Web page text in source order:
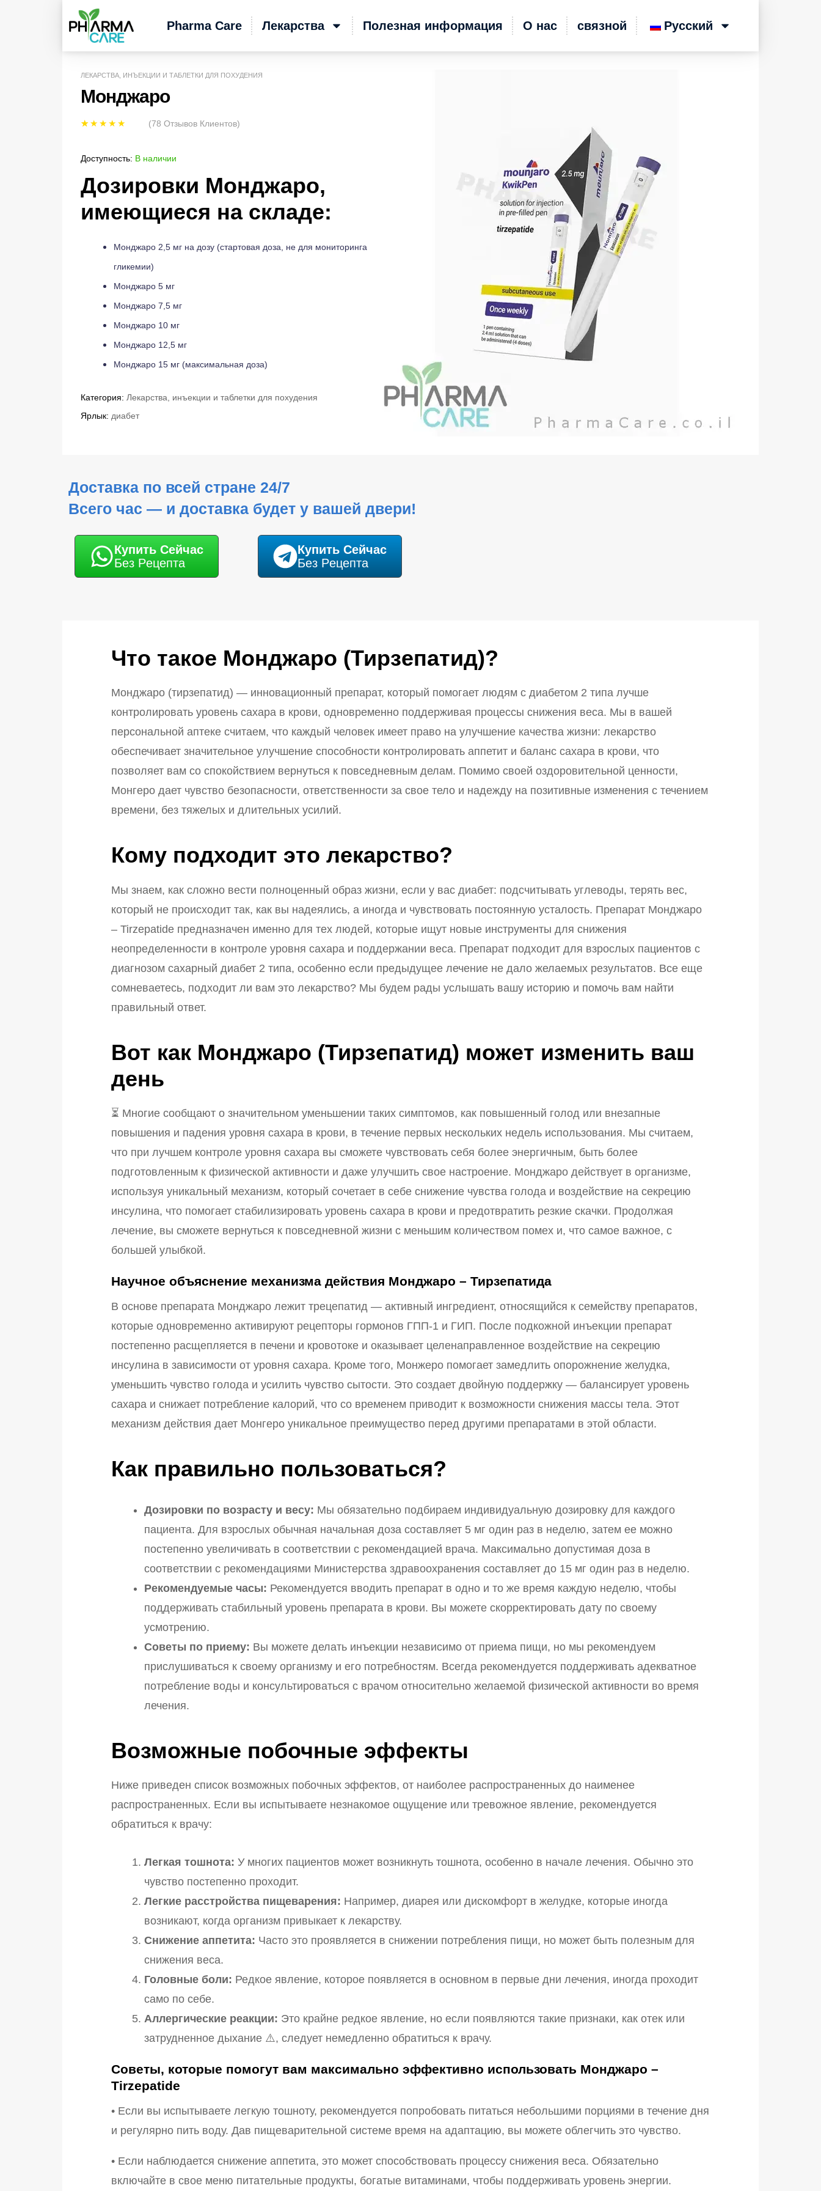
Pharma Care Лекарства Полезная информация О нас связной Русский
ЛЕКАРСТВА, ИНЪЕКЦИИ И ТАБЛЕТКИ ДЛЯ ПОХУДЕНИЯ
Монджаро
основе
опроса
пользовател
ей
(78 Отзывов Клиентов)
Доступность: В наличии
Дозировки Монджаро,
имеющиеся на складе:
Монджаро 2,5 мг на дозу (стартовая доза, не для мониторинга
гликемии)
Монджаро 5 мг
Монджаро 7,5 мг
Монджаро 10 мг
Монджаро 12,5 мг
Монджаро 15 мг (максимальная доза)
Категория: Лекарства, инъекции и таблетки для похудения
Ярлык: диабет
Доставка по всей стране 24/7
Всего час — и доставка будет у вашей двери!
Купить Cейчас
Без Pецепта
Купить Cейчас
Без Pецепта
Что такое Монджаро (Тирзепатид)?
Монджаро (тирзепатид) — инновационный препарат, который помогает людям с диабетом 2 типа лучше
контролировать уровень сахара в крови, одновременно поддерживая процессы снижения веса. Мы в вашей
персональной аптеке считаем, что каждый человек имеет право на улучшение качества жизни: лекарство
обеспечивает значительное улучшение способности контролировать аппетит и баланс сахара в крови, что
позволяет вам со спокойствием вернуться к повседневным делам. Помимо своей оздоровительной ценности,
Монгеро дает чувство безопасности, ответственности за свое тело и надежду на позитивные изменения с течением
времени, без тяжелых и длительных усилий.
Кому подходит это лекарство?
Мы знаем, как сложно вести полноценный образ жизни, если у вас диабет: подсчитывать углеводы, терять вес,
который не происходит так, как вы надеялись, а иногда и чувствовать постоянную усталость. Препарат Монджаро
– Tirzepatide предназначен именно для тех людей, которые ищут новые инструменты для снижения
неопределенности в контроле уровня сахара и поддержании веса. Препарат подходит для взрослых пациентов с
диагнозом сахарный диабет 2 типа, особенно если предыдущее лечение не дало желаемых результатов. Все еще
сомневаетесь, подходит ли вам это лекарство? Мы будем рады услышать вашу историю и помочь вам найти
правильный ответ.
Вот как Монджаро (Тирзепатид) может изменить ваш
день
⏳ Многие сообщают о значительном уменьшении таких симптомов, как повышенный голод или внезапные
повышения и падения уровня сахара в крови, в течение первых нескольких недель использования. Мы считаем,
что при лучшем контроле уровня сахара вы сможете чувствовать себя более энергичным, быть более
подготовленным к физической активности и даже улучшить свое настроение. Монджаро действует в организме,
используя уникальный механизм, который сочетает в себе снижение чувства голода и воздействие на секрецию
инсулина, что помогает стабилизировать уровень сахара в крови и предотвратить резкие скачки. Продолжая
лечение, вы сможете вернуться к повседневной жизни с меньшим количеством помех и, что самое важное, с
большей улыбкой.
Научное объяснение механизма действия Монджаро – Тирзепатида
В основе препарата Монджаро лежит трецепатид — активный ингредиент, относящийся к семейству препаратов,
которые одновременно активируют рецепторы гормонов ГПП-1 и ГИП. После подкожной инъекции препарат
постепенно расщепляется в печени и кровотоке и оказывает целенаправленное воздействие на секрецию
инсулина в зависимости от уровня сахара. Кроме того, Монжеро помогает замедлить опорожнение желудка,
уменьшить чувство голода и усилить чувство сытости. Это создает двойную поддержку — балансирует уровень
сахара и снижает потребление калорий, что со временем приводит к возможности снижения массы тела. Этот
механизм действия дает Монгеро уникальное преимущество перед другими препаратами в этой области.
Как правильно пользоваться?
Дозировки по возрасту и весу: Мы обязательно подбираем индивидуальную дозировку для каждого
пациента. Для взрослых обычная начальная доза составляет 5 мг один раз в неделю, затем ее можно
постепенно увеличивать в соответствии с рекомендацией врача. Максимально допустимая доза в
соответствии с рекомендациями Министерства здравоохранения составляет до 15 мг один раз в неделю.
Рекомендуемые часы: Рекомендуется вводить препарат в одно и то же время каждую неделю, чтобы
поддерживать стабильный уровень препарата в крови. Вы можете скорректировать дату по своему
усмотрению.
Советы по приему: Вы можете делать инъекции независимо от приема пищи, но мы рекомендуем
прислушиваться к своему организму и его потребностям. Всегда рекомендуется поддерживать адекватное
потребление воды и консультироваться с врачом относительно желаемой физической активности во время
лечения.
Возможные побочные эффекты
Ниже приведен список возможных побочных эффектов, от наиболее распространенных до наименее
распространенных. Если вы испытываете незнакомое ощущение или тревожное явление, рекомендуется
обратиться к врачу:
Легкая тошнота: У многих пациентов может возникнуть тошнота, особенно в начале лечения. Обычно это
чувство постепенно проходит.
Легкие расстройства пищеварения: Например, диарея или дискомфорт в желудке, которые иногда
возникают, когда организм привыкает к лекарству.
Снижение аппетита: Часто это проявляется в снижении потребления пищи, но может быть полезным для
снижения веса.
Головные боли: Редкое явление, которое появляется в основном в первые дни лечения, иногда проходит
само по себе.
Аллергические реакции: Это крайне редкое явление, но если появляются такие признаки, как отек или
затрудненное дыхание ⚠️, следует немедленно обратиться к врачу.
Советы, которые помогут вам максимально эффективно использовать Монджаро –
Tirzepatide
• Если вы испытываете легкую тошноту, рекомендуется попробовать питаться небольшими порциями в течение дня
и регулярно пить воду. Дав пищеварительной системе время на адаптацию, вы можете облегчить это чувство.
• Если наблюдается снижение аппетита, это может способствовать процессу снижения веса. Обязательно
включайте в свое меню питательные продукты, богатые витаминами, чтобы поддерживать уровень энергии.